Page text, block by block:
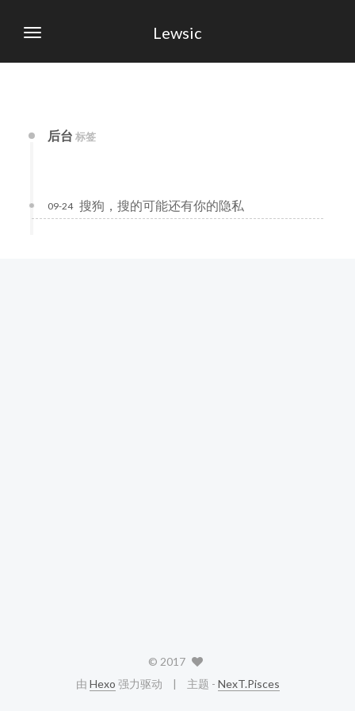
Lewsic
后台 标签
搜狗，搜的可能还有你的隐私
09-24
© 2017
由 Hexo 强力驱动 主题 - NexT.Pisces